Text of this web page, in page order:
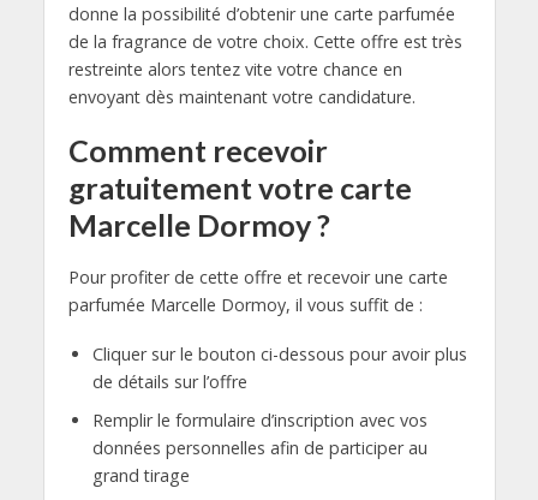
donne la possibilité d’obtenir une carte parfumée
de la fragrance de votre choix. Cette offre est très
restreinte alors tentez vite votre chance en
envoyant dès maintenant votre candidature.
Comment recevoir
gratuitement votre carte
Marcelle Dormoy ?
Pour profiter de cette offre et recevoir une carte
parfumée Marcelle Dormoy, il vous suffit de :
Cliquer sur le bouton ci-dessous pour avoir plus
de détails sur l’offre
Remplir le formulaire d’inscription avec vos
données personnelles afin de participer au
grand tirage